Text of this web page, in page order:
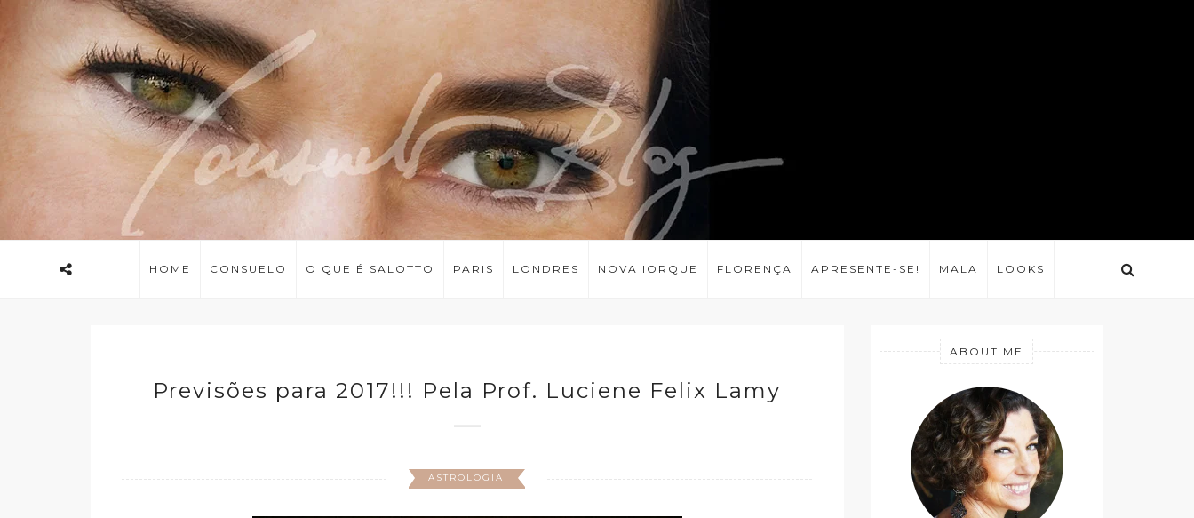
HOME CONSUELO O QUE É SALOTTO PARIS LONDRES NOVA IORQUE FLORENÇA APRESENTE-SE! MALA LOOKS
Previsões para 2017!!! Pela Prof. Luciene Felix Lamy
ASTROLOGIA
ABOUT ME